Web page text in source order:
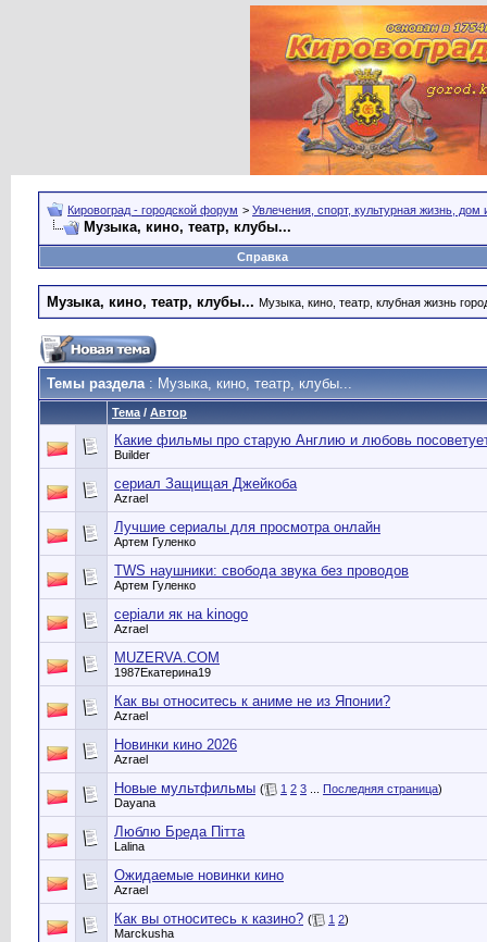
Кировоград - городской форум > Увлечения, спорт, культурная жизнь, дом
Музыка, кино, театр, клубы...
Справка
Музыка, кино, театр, клубы... Музыка, кино, театр, клубная жизнь
Темы раздела: Музыка, кино, театр, клубы...
Тема / Автор
Какие фильмы про старую Англию и любовь
Builder
сериал Защищая Джейкоба
Azrael
Лучшие сериалы для просмотра онлайн
Артем Гуленко
ТWS наушники: свобода звука без проводов
Артем Гуленко
серіали як на kinogo
Azrael
MUZERVA.COM
1987Екатерина19
Как вы относитесь к аниме не из Японии?
Azrael
Новинки кино 2026
Azrael
Новые мультфильмы ( 1 2 3 Последняя страница)
Dayana
Люблю Бреда Пітта
Lalina
Ожидаемые новинки кино
Azrael
Как вы относитесь к казино? ( 1 2)
Marckusha